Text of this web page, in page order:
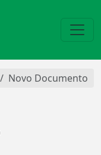
Novo Documento